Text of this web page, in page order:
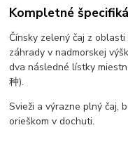
Kompletné
Čínsky zelený čaj z
záhrady v nadmorskej
dva následné lístky
种).
Svieži a výrazne plný čaj,
orieškom v dochuti.